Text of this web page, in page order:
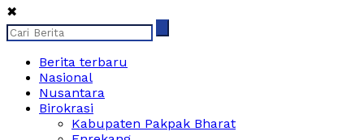
✖
Berita terbaru
Nasional
Nusantara
Birokrasi
Kabupaten Pakpak Bharat